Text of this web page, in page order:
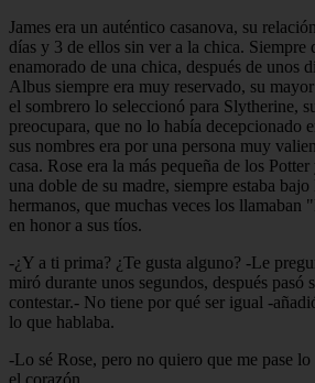
James era un auténtico casanova, su
días y 3 de ellos sin ver a la chica. Siempre
enamorado de una chica, después de unos
Albus siempre era muy reservado, su
el sombrero lo seleccionó para Slytherine,
preocupara, que no lo había decepcionado
sus nombres era por una persona muy
casa. Rose era la más pequeña de los
una doble de su madre, siempre estaba
hermanos, que muchas veces los llamaban
en honor a sus tíos.
-¿Y a ti prima? ¿Te gusta alguno? -Le
miró durante unos segundos, después pasó
contestar.- No tiene por qué ser igual -
lo que hablaba.
-Lo sé Rose, pero no quiero que me pase
el corazón